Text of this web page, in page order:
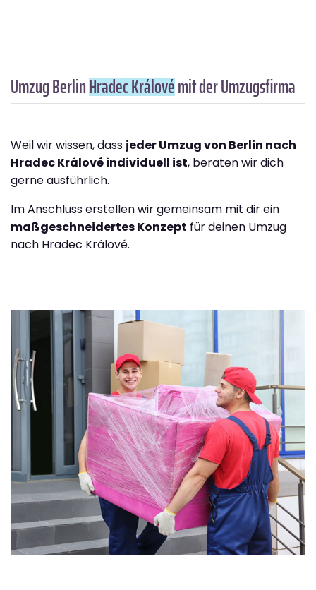
Umzug BerlinHradec Královémit der Umzugsfirma
Weil wir wissen, dass jeder Umzug von Berlin nach
Hradec Králové individuell ist, beraten wir dich
gerne ausführlich.
Im Anschluss erstellen wir gemeinsam mit dir ein
maßgeschneidertes Konzept für deinen Umzug
nach Hradec Králové.